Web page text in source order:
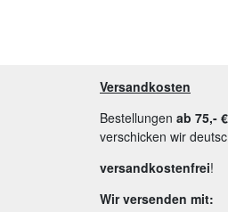
Versandkosten
Bestellungen ab 75,- €
verschicken wir
versandkostenfrei!
Wir versenden mit: